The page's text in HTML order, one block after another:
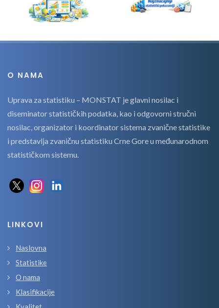
O NAMA
Uprava za statistiku – MONSTAT je glavni nosilac i
diseminator statističkih podatka, kao i odgovorni stručni
nosilac, organizator i koordinator sistema zvanične statistike
i predstavlja zvaničnu statistiku Crne Gore u međunarodnom
statističkom sistemu.
LINKOVI
Naslovna
Statistike
O nama
Klasifikacije